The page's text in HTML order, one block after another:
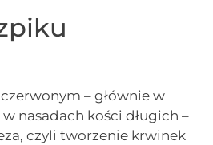
– głównie w
nasadach kości długich –
czyli tworzenie krwinek